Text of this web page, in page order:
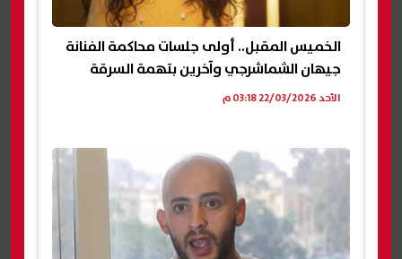
الخميس المقبل.. أولى جلسات محاكمة الفنانة
جيهان الشماشرجي وآخرين بتهمة السرقة
الأحد 22/03/2026 03:18 م